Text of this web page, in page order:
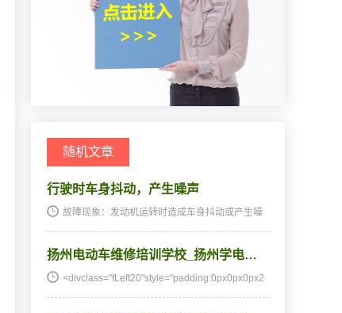
随机文章
行驶时车身抖动，产生噪声
故障现象：发动机运转时造成车身抖动或产生噪
到，有时高速状态十分强烈。主要是由于发动机
扬州电动车维修培训学校_扬州学电…
<divclass="fLeft20"style="padding:0px0px0px2